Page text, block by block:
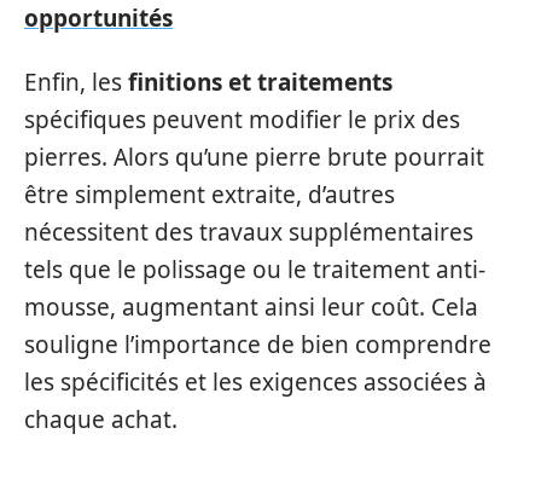
opportunités
Enfin, lesfinitions et traitements
spécifiques peuvent modifier le prix des
pierres. Alors qu’une pierre brute pourrait
être simplement extraite, d’autres
nécessitent des travaux supplémentaires
tels que le polissage ou le traitement anti-
mousse, augmentant ainsi leur coût. Cela
souligne l’importance de bien comprendre
les spécificités et les exigences associées à
chaque achat.